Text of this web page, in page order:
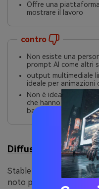
Offre una
mostrare il lavoro
contro
Non esiste una
prompt AI come altri
output multimediale
ideale per animazioni
Non è ideale per gli
che hanno bisogno di
basso
Diffusione stabile
Stable Diffusion è un
noto per la produzione